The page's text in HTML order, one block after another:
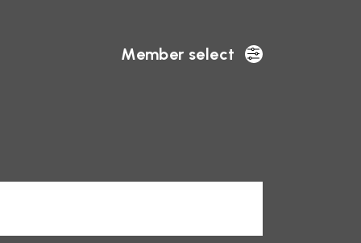
Member select